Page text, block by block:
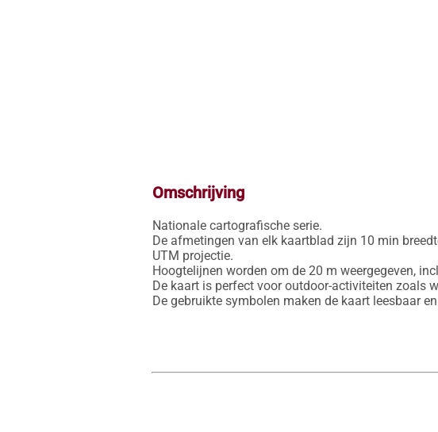
Omschrijving
Nationale cartografische serie.
De afmetingen van elk kaartblad zijn 10 min
UTM projectie.
Hoogtelijnen worden om de 20 m weergegeven,
De kaart is perfect voor outdoor-activiteiten zoals